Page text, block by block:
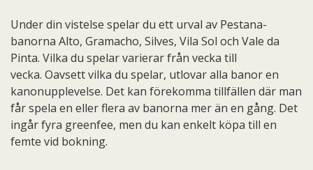
Under din vistelse spelar du ett urval av Pestana-
banorna Alto, Gramacho, Silves, Vila Sol och Vale da
Pinta. Vilka du spelar varierar från vecka till
vecka. Oavsett vilka du spelar, utlovar alla banor en
kanonupplevelse. Det kan förekomma tillfällen där man
får spela en eller flera av banorna mer än en gång. Det
ingår fyra greenfee, men du kan enkelt köpa till en
femte vid bokning.